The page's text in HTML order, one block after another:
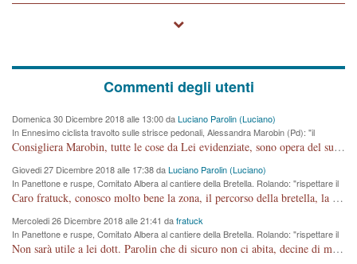
Commenti degli utenti
Domenica 30 Dicembre 2018 alle 13:00 daLuciano Parolin (Luciano)
In Ennesimo ciclista travolto sulle strisce pedonali, Alessandra Marobin (Pd): "il
Comune si svegli"
Consigliera Marobin, tutte le cose da Lei evidenziate, sono opera del suo ex Assessore e compagno di Partito Antonio Marco Dalla Pozza Assessore alla "progettazione" di piste ciclabili e altre porcherie. A lui manderei il conto da saldare per incidenti e danni alle persone. E' ora che "finiamola." Avete perso rassegnatevi. qui IL SINDACO RUCCO NON C'ENTRA PER NIENTE. CAPITO!!!!!!!! Amen.
Giovedi 27 Dicembre 2018 alle 17:38 daLuciano Parolin (Luciano)
In Panettone e ruspe, Comitato Albera al cantiere della Bretella. Rolando: "rispettare il
cronoprogramma"
Caro fratuck, conosco molto bene la zona, il percorso della bretella, la situazione dei cittadini, abito in Viale Trento. A partire dal 2003 ho partecipato al Comitato di Maddalene pro bretella, e a riunioni propositive per apportare modifiche al progetto. Numerose mie foto del territorio sono arrivate a Roma, altri miei interventi (non graditi dalla Sx) sono stati pubblicati dal GdV, assieme ad altri come Ciro Asproso, ora favorevole alla bretella. Ho partecipato alla raccolta firme per la chiusura della strada x 5 giorni eseguita dal Sindaco Hullwech per sforamento 180 Micro/g. Pertanto come impegno per la tematica sono apposto con la coscienza. Ora il Progetto è partito, fine! Voglio dire che la nuova Giunta "comunale" non c'entra più. L'opera sarà "malauguratamente" eseguita, ma non con il mio placet. Il Consigliere Comunale dovrebbe capire che la campagna elettorale è finita, con buona pace di tutti. Quello che invece dovrebbe interessare è la proprietà della strada, dall'uscita autostradale Ovest, sino alla Rotatoria dell'Albara, vi sono tre possessori: Autostrade SpA; La Provincia, il Comune. Come la mettiamo per il futuro ? I costi, da 50 sono saliti a 100 milioni di € come dire 20 milioni a KM (!) da non credere. Comunque si farà. Ma nessuno canti Vittoria, anzi meglio non farne un ulteriore fatto "partitico" per questioni elettorali o di seggio. Se mi manda la sua mail, sono disponibile ad inviare i documenti e le foto sopra descritte. Con ossequi, Luciano Parolin
Mercoledi 26 Dicembre 2018 alle 21:41 dafratuck
In Panettone e ruspe, Comitato Albera al cantiere della Bretella. Rolando: "rispettare il
cronoprogramma"
Non sarà utile a lei dott. Parolin che di sicuro non ci abita, decine di migliaia di TIR, automobili e padroncini che passano quotidianamente per una strada appena rotabile, non è più possibile stendere i panni, attraversare la strada senza rischiare la morte, le case stanno crepando, i tempi sono cambiati e la bretella non passerà assolutamente per maddalene (ma cosa sta a dire?!), dia invece responsabilità a chi ha costruito tagliando la strada che doveva invece terminare a isola vicentina e non al moracchino lasciando Motta di Costabissara ancora in panne di traffico. I tempi sono cambiati dottore e se l'anagrafe della vita stagna nell'essere umano impressioni conservatrici, la società non le considera perchè va avanti, si industrializza e ha bisogno di infrastrutture e di sviluppo. Ultima considerazione, se è geloso di Rolando perchè vede in lui solo campagne politiche mentre si difendono i SOLI diritti dei cittadini, la preghiamo faccia considerazioni più appropriate. Saluti e complimenti per i suoi scritti.